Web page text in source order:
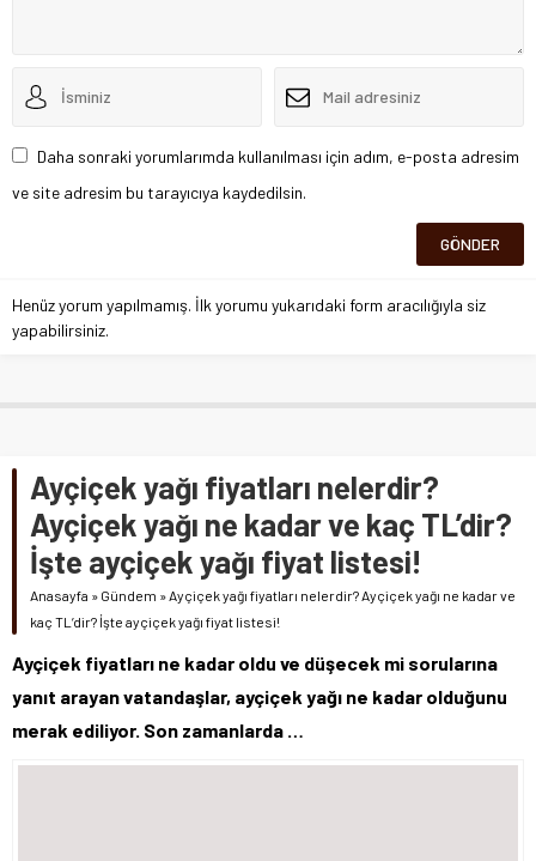
Daha sonraki yorumlarımda kullanılması için adım, e-posta adresim
ve site adresim bu tarayıcıya kaydedilsin.
Henüz yorum yapılmamış. İlk yorumu yukarıdaki form aracılığıyla siz
yapabilirsiniz.
Ayçiçek yağı fiyatları nelerdir?
Ayçiçek yağı ne kadar ve kaç TL’dir?
İşte ayçiçek yağı fiyat listesi!
Anasayfa » Gündem »Ayçiçek yağı fiyatları nelerdir? Ayçiçek yağı ne kadar ve
kaç TL’dir? İşte ayçiçek yağı fiyat listesi!
Ayçiçek fiyatları ne kadar oldu ve düşecek mi sorularına
yanıt arayan vatandaşlar, ayçiçek yağı ne kadar olduğunu
merak ediliyor. Son zamanlarda …